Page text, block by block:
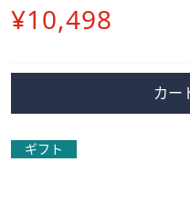
削
¥10,498
カー
ギフト